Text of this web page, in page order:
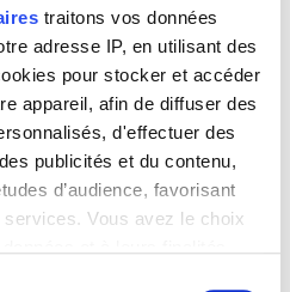
traitons vos données
adresse IP, en utilisant des
pour stocker et accéder
appareil, afin de diffuser des
d'effectuer des
publicités et du contenu,
d’audience, favorisant
Vous avez le choix
(Autriche) 1890
(Pays-Bas) 1892